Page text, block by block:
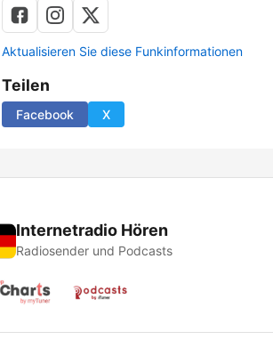
Aktualisieren Sie diese Funkinformationen
Teilen
Facebook X
Internetradio Hören
Radiosender und Podcasts